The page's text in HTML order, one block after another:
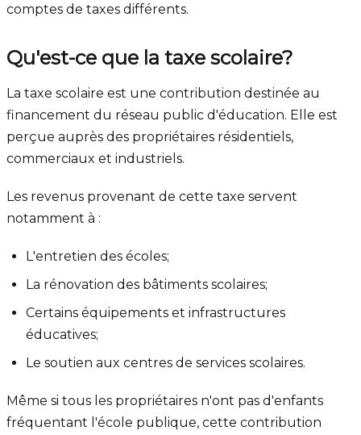
comptes de taxes différents.
Qu'est-ce que la taxe scolaire?
La taxe scolaire est une contribution destinée au
financement du réseau public d'éducation. Elle est
perçue auprès des propriétaires résidentiels,
commerciaux et industriels.
Les revenus provenant de cette taxe servent
notamment à :
L'entretien des écoles;
La rénovation des bâtiments scolaires;
Certains équipements et infrastructures
éducatives;
Le soutien aux centres de services scolaires.
Même si tous les propriétaires n'ont pas d'enfants
fréquentant l'école publique, cette contribution